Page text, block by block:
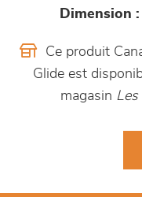
Dimension :
Ce produit
Glide est
magasin Les